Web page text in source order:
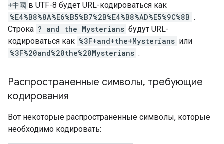
+中國 в UTF-8 будет URL-кодироваться как
%E4%B8%8A%E6%B5%B7%2B%E4%B8%AD%E5%9C%8B .
Строка ? and the Mysterians будут URL-
кодироваться как %3F+and+the+Mysterians или
%3F%20and%20the%20Mysterians .
Распространенные символы, требующие
кодирования
Вот некоторые распространенные символы, которые
необходимо кодировать: